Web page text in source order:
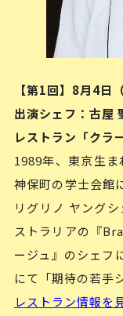
【第1回】8月4日
出演シェフ：古屋
レストラン「クラ
1989年、東京生
神保町の学士会館
リグリノ ヤング
ストラリアの『
ージュ』のシェフ
にて「期待の若手
レストラン情報を